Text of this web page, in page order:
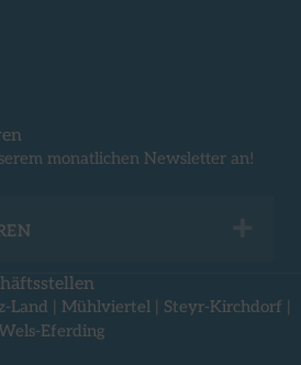
monatlichen Newsletter an!
Land Mühlviertel Steyr-Kirchdorf
Eferding